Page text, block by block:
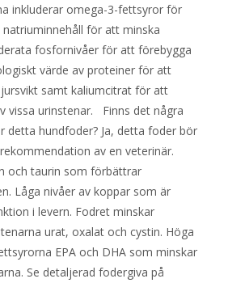
inkluderar omega-3-fettsyror för
för att minska
fosfornivåer för att förebygga
värde av proteiner för att
samt kaliumcitrat för att
vissa urinstenar. Finns det några
detta hundfoder? Ja, detta foder bör
av en veterinär.
och taurin som förbättrar
Låga nivåer av koppar som är
i levern. Fodret minskar
urat, oxalat och cystin. Höga
EPA och DHA som minskar
Se detaljerad fodergiva på